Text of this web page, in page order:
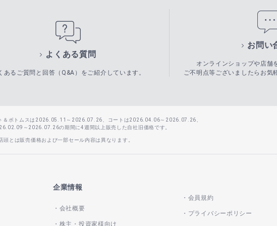
よくある質問
あるご質問と回答（Q&A）をご紹介しています。
お問い
オンラインショップや店舗
ご不明点等ございましたらお気
＆ボトムスは2026.05.11～2026.07.26、コートは2026.04.06～2026.07.26、
～2026.07.26の期間に4週間以上販売した自社旧価格です。
とは販売価格および一部セール内容は異なります。
企業情報
会社概要
株主・投資家様向け
会員規約
プライバシーポリシー